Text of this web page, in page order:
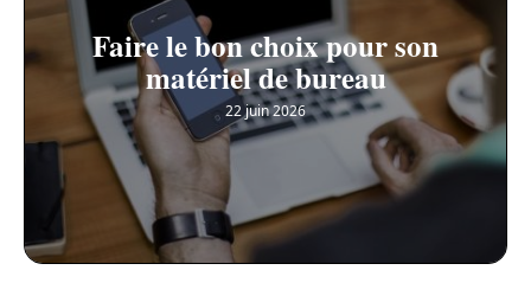
Faire le bon choix pour son
matériel de bureau
22 juin 2026